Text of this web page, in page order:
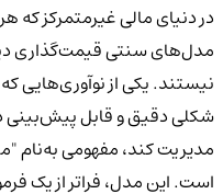
در دنیای مالی غیرمتمرکز که
مدل‌های سنتی قیمت‌گذاری
نیستند. یکی از نوآوری‌هایی
شکلی دقیق و قابل پیش‌بینی
است. این مدل، فراتر از یک